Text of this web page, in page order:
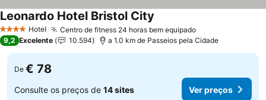
4 EstrelasHotel Centro de fitness 24 horas bem equipadoVer preços
Leonardo Hotel Bristol City
9,2 Excelente 10.594 a 1.0 km de Passeios pela Cidade
De € 78
Consulte os preços de 14 sites Ver preços